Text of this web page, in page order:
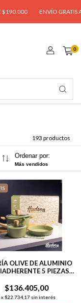
GRATIS A PARTIR DE
0
193 productos
Ordenar por:
Más vendidos
OLIVE DE ALUMINIO
5 PIEZAS +
$136.405,00
x $22.734,17 sin interés